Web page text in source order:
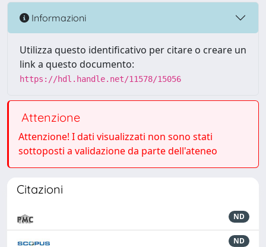
Informazioni
Utilizza questo identificativo per citare o creare un
link a questo documento:
https://hdl.handle.net/11578/15056
Attenzione
Attenzione! I dati visualizzati non sono stati
sottoposti a validazione da parte dell'ateneo
Citazioni
ND
ND